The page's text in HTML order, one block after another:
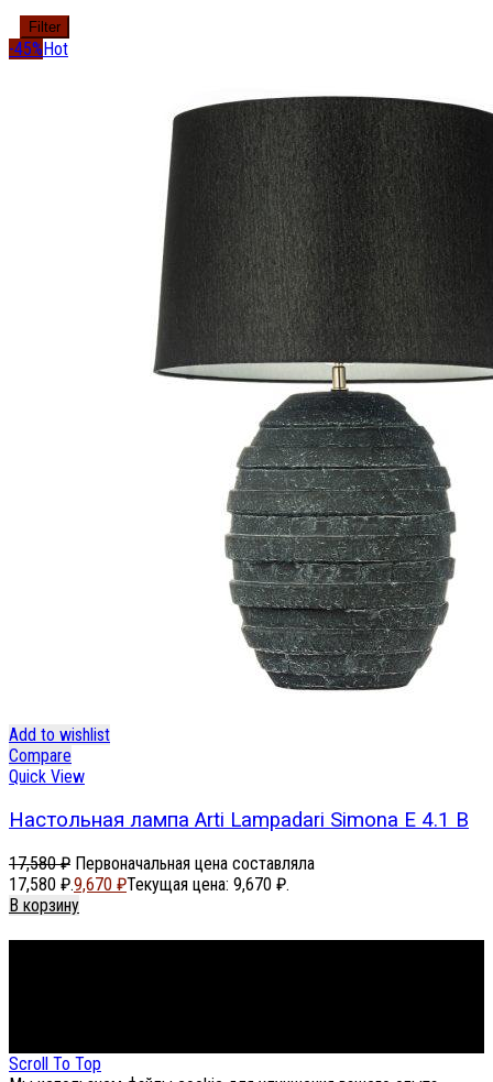
Filter
-45% Hot
Add to wishlist
Compare
Quick View
Настольная лампа Arti Lampadari Simona E 4.1 B
17,580₽ Первоначальная цена составляла
17,580 ₽.9,670 ₽Текущая цена: 9,670 ₽.
В корзину
Scroll To Top